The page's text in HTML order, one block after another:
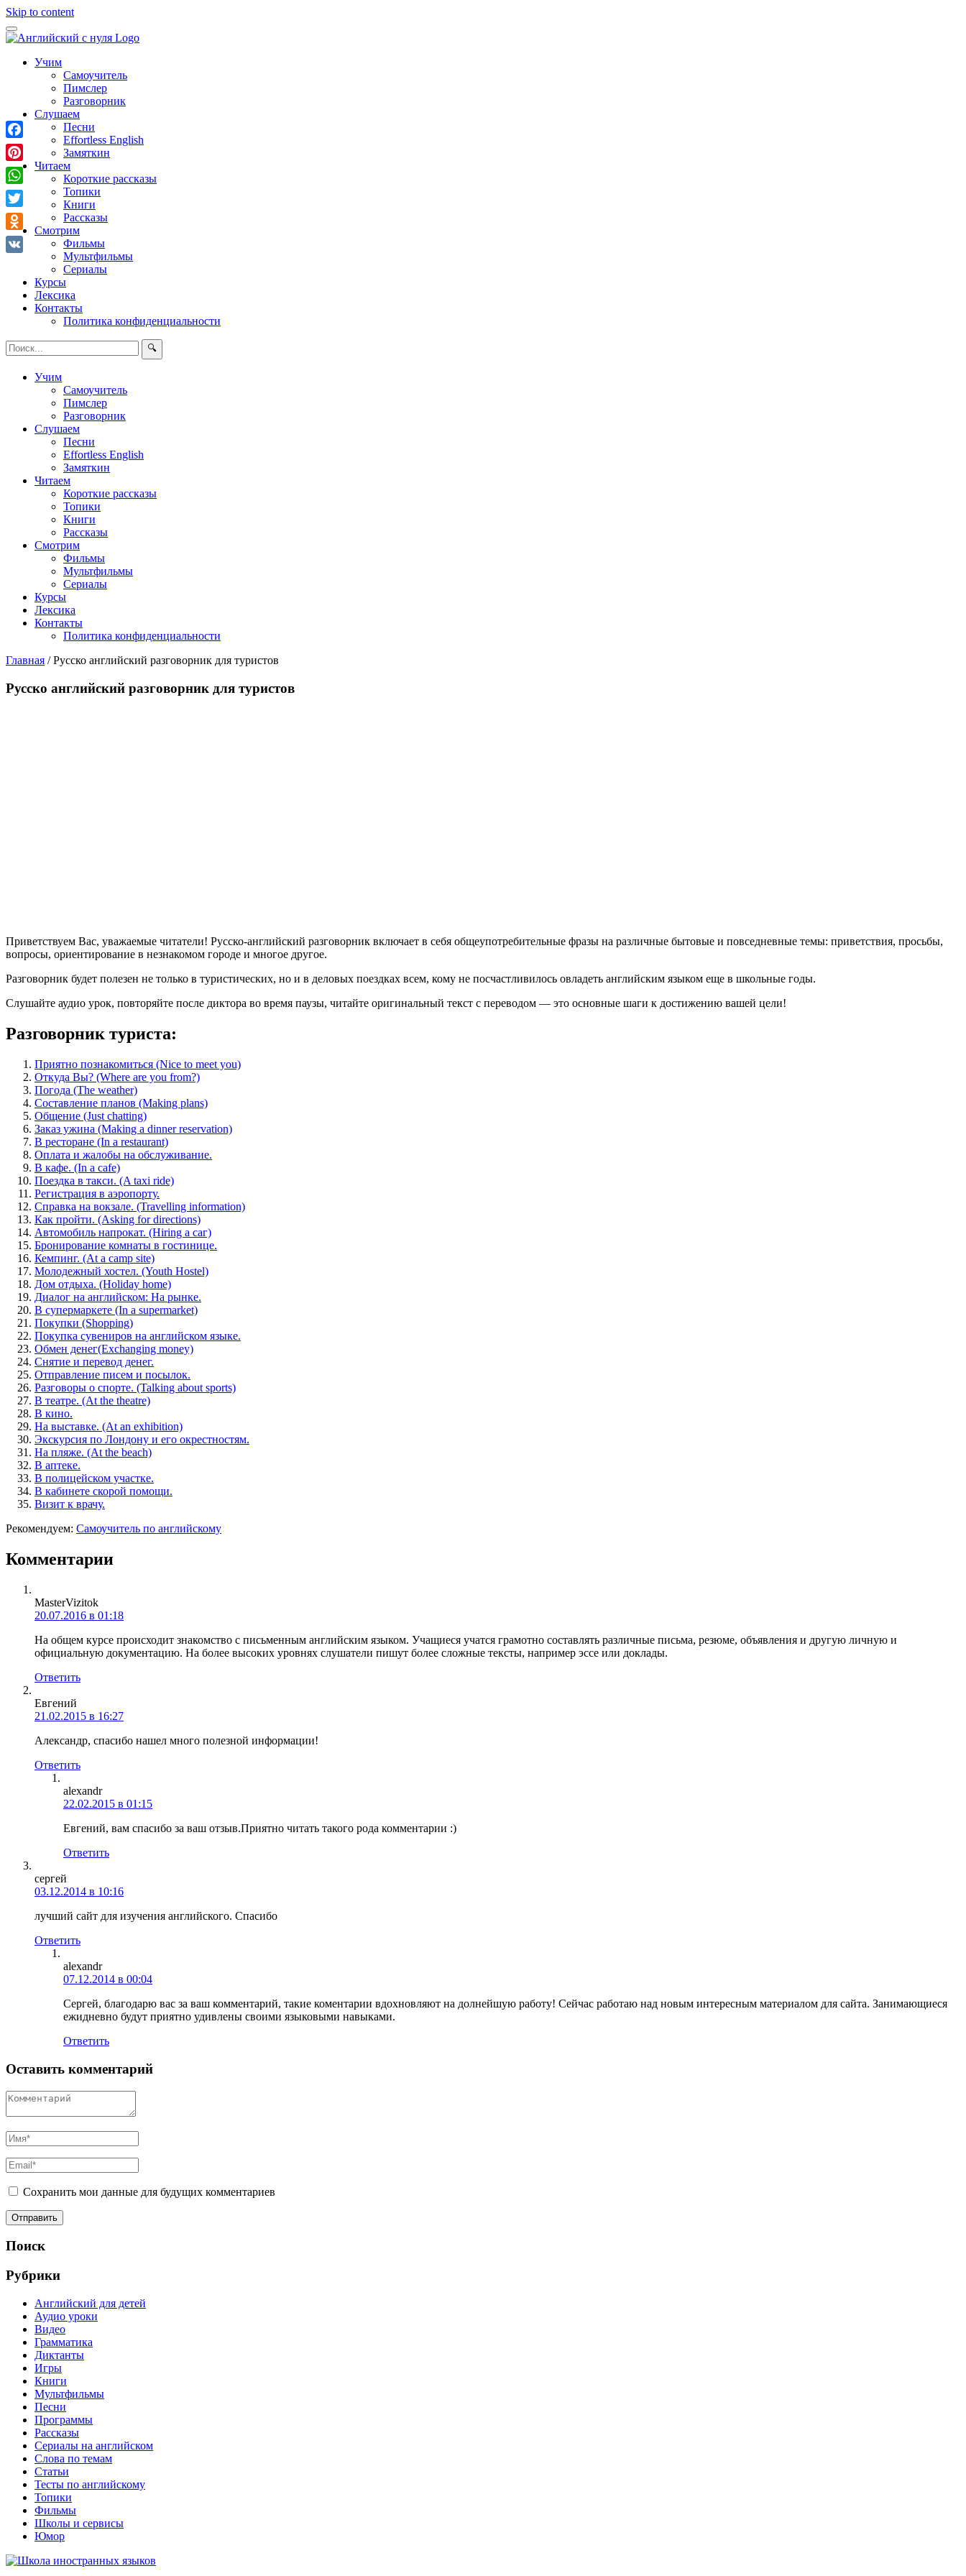
Skip to content
Учим
Самоучитель
Пимслер
Разговорник
Слушаем
Песни
Effortless English
Замяткин
Читаем
Короткие рассказы
Топики
Книги
Рассказы
Смотрим
Фильмы
Мультфильмы
Сериалы
Курсы
Лексика
Контакты
Политика конфиденциальности
🔍
Учим
Самоучитель
Пимслер
Разговорник
Слушаем
Песни
Effortless English
Замяткин
Читаем
Короткие рассказы
Топики
Книги
Рассказы
Смотрим
Фильмы
Мультфильмы
Сериалы
Курсы
Лексика
Контакты
Политика конфиденциальности
Главная / Русско английский разговорник для туристов
Русско английский разговорник для туристов
Приветствуем Вас, уважаемые читатели! Русско-английский разговорник включает в себя общеупотребительные фразы на различные бытовые и повседневные темы: приветствия, просьбы,
вопросы, ориентирование в незнакомом городе и многое другое.
Разговорник будет полезен не только в туристических, но и в деловых поездках всем, кому не посчастливилось овладеть английским языком еще в школьные годы.
Слушайте аудио урок, повторяйте после диктора во время паузы, читайте оригинальный текст с переводом — это основные шаги к достижению вашей цели!
Разговорник туриста:
Приятно познакомиться (Nice to meet you)
Откуда Вы? (Where are you from?)
Погода (The weather)
Составление планов (Making plans)
Общение (Just chatting)
Заказ ужина (Making a dinner reservation)
В ресторане (In a restaurant)
Оплата и жалобы на обслуживание.
В кафе. (In a cafe)
Поездка в такси. (A taxi ride)
Регистрация в аэропорту.
Справка на вокзале. (Travelling information)
Как пройти. (Asking for directions)
Автомобиль напрокат. (Hiring а саг)
Бронирование комнаты в гостинице.
Кемпинг. (At a camp site)
Молодежный хостел. (Youth Hostel)
Дом отдыха. (Holiday home)
Диалог на английском: На рынке.
В супермаркете (In a supermarket)
Покупки (Shopping)
Покупка сувениров на английском языке.
Обмен денег(Exchanging money)
Снятие и перевод денег.
Отправление писем и посылок.
Разговоры о спорте. (Talking about sports)
В театре. (At the theatre)
В кино.
На выставке. (At an exhibition)
Экскурсия по Лондону и его окрестностям.
На пляже. (At the beach)
В аптеке.
В полицейском участке.
В кабинете скорой помощи.
Визит к врачу.
Рекомендуем: Самоучитель по английскому
Комментарии
MasterVizitok
20.07.2016 в 01:18
На общем курсе происходит знакомство с письменным английским языком. Учащиеся учатся грамотно составлять различные письма, резюме, объявления и другую личную и
официальную документацию. На более высоких уровнях слушатели пишут более сложные тексты, например эссе или доклады.
Ответить
Евгений
21.02.2015 в 16:27
Александр, спасибо нашел много полезной информации!
Ответить
alexandr
22.02.2015 в 01:15
Евгений, вам спасибо за ваш отзыв.Приятно читать такого рода комментарии :)
Ответить
сергей
03.12.2014 в 10:16
лучший сайт для изучения английского. Спасибо
Ответить
alexandr
07.12.2014 в 00:04
Сергей, благодарю вас за ваш комментарий, такие коментарии вдохновляют на долнейшую работу! Сейчас работаю над новым интересным материалом для сайта. Занимающиеся
ежидневно будут приятно удивлены своими языковыми навыками.
Ответить
Оставить комментарий
Сохранить мои данные для будущих комментариев
Поиск
Рубрики
Английский для детей
Аудио уроки
Видео
Грамматика
Диктанты
Игры
Книги
Мультфильмы
Песни
Программы
Рассказы
Сериалы на английском
Слова по темам
Статьи
Тесты по английскому
Топики
Фильмы
Школы и сервисы
Юмор
Facebook
Pinterest
WhatsApp
Twitter
Odnoklassniki